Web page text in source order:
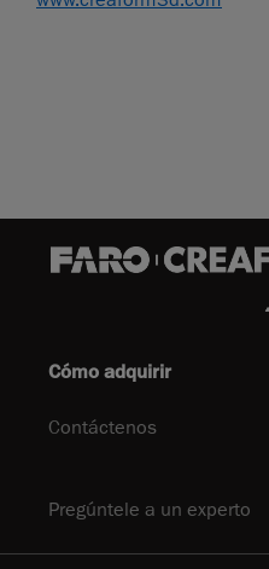
Cómo adquirir
Contáctenos
Pregúntele a un experto